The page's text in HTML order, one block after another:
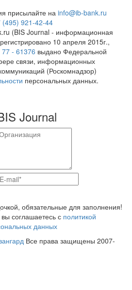
присылайте на info@ib-bank.ru
(495) 921-42-44
(BIS Journal - информационная
10 апреля 2015г.,
- 61376 выдано Федеральной
связи, информационных
(Роскомнадзор)
персональных данных.
Journal
обязательные для заполнения!
соглашаетесь с политикой
данных
Все права защищены 2007-